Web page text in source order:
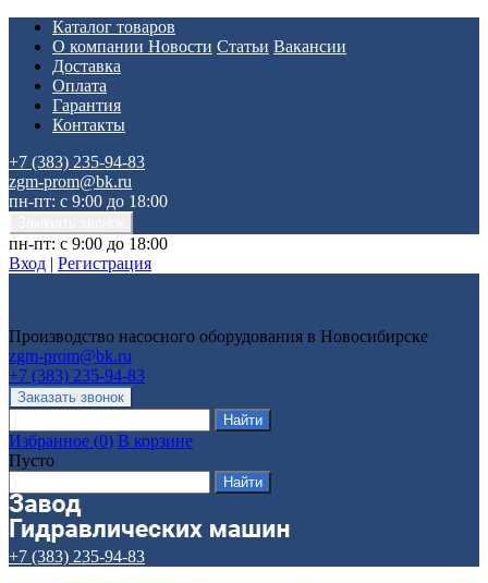
Каталог товаров
О компании Новости Статьи Вакансии
Доставка
Оплата
Гарантия
Контакты
+7 (383) 235-94-83
zgm-prom@bk.ru
пн-пт: с 9:00 до 18:00
пн-пт: с 9:00 до 18:00
Вход | Регистрация
Производство насосного оборудования в Новосибирске
zgm-prom@bk.ru
+7 (383) 235-94-83
Избранное (0) В корзине
Пусто
+7 (383) 235-94-83